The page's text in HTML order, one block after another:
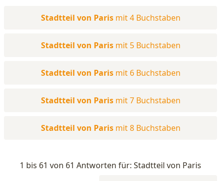
Stadtteil von Paris mit 4 Buchstaben
Stadtteil von Paris mit 5 Buchstaben
Stadtteil von Paris mit 6 Buchstaben
Stadtteil von Paris mit 7 Buchstaben
Stadtteil von Paris mit 8 Buchstaben
1 bis 61 von 61 Antworten für: Stadtteil von Paris